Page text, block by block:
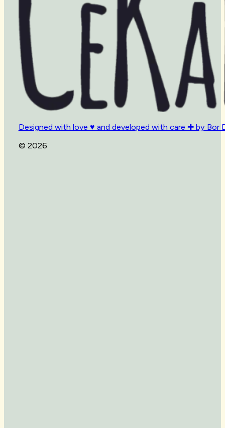
Designed with love ♥ and developed with care ✚ by Bor
© 2026